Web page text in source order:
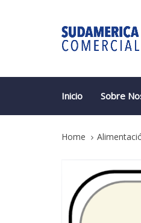
to
Inicio Sobre
Home
Calcio
quantity